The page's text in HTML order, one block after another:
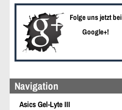
Folge uns jetzt bei
Google+!
Navigation
Asics Gel-Lyte III